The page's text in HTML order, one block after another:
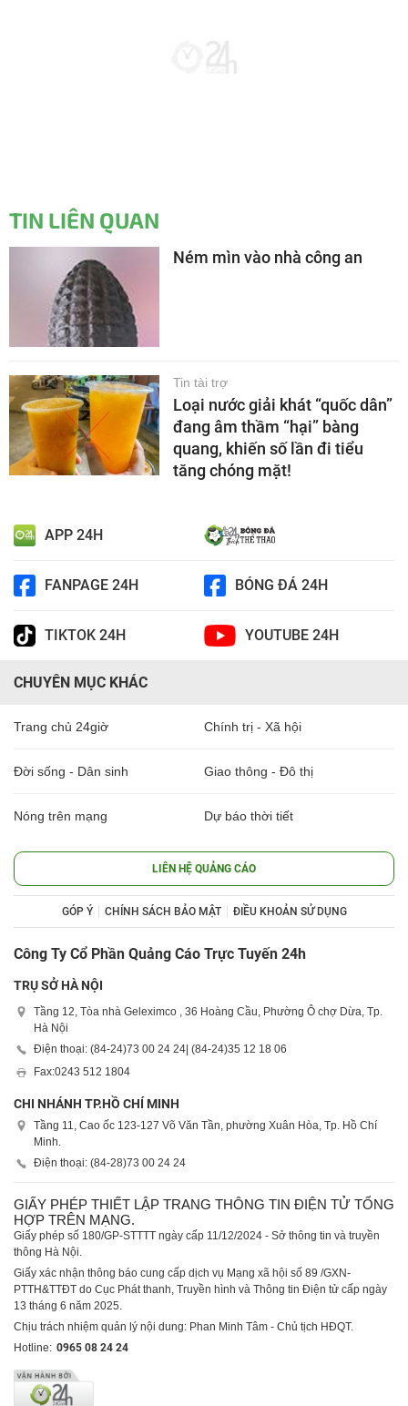
TIN LIÊN QUAN
Ném mìn vào nhà công an
Tin tài trợ
Loại nước giải khát “quốc dân”
đang âm thầm “hại” bàng
quang, khiến số lần đi tiểu
tăng chóng mặt!
APP 24H
FANPAGE 24H BÓNG ĐÁ 24H
TIKTOK 24H YOUTUBE 24H
CHUYÊN MỤC KHÁC
Trang chủ 24giờ Chính trị - Xã hội
Đời sống - Dân sinh Giao thông - Đô thị
Nóng trên mạng Dự báo thời tiết
LIÊN HỆ QUẢNG CÁO
GÓP Ý CHÍNH SÁCH BẢO MẬT ĐIỀU KHOẢN SỬ DỤNG
Công Ty Cổ Phần Quảng Cáo Trực Tuyến 24h
TRỤ SỞ HÀ NỘI
Tầng 12, Tòa nhà Geleximco , 36 Hoàng Cầu, Phường Ô chợ Dừa, Tp.
Hà Nội
Điện thoại: (84-24)73 00 24 24 | (84-24)35 12 18 06
Fax:0243 512 1804
CHI NHÁNH TP.HỒ CHÍ MINH
Tầng 11, Cao ốc 123-127 Võ Văn Tần, phường Xuân Hòa, Tp. Hồ Chí
Minh.
Điện thoại: (84-28)73 00 24 24
GIẤY PHÉP THIẾT LẬP TRANG THÔNG TIN ĐIỆN TỬ TỔNG
HỢP TRÊN MẠNG.
Giấy phép số 180/GP-STTTT ngày cấp 11/12/2024 - Sở thông tin và truyền
thông Hà Nội.
Giấy xác nhận thông báo cung cấp dịch vụ Mạng xã hội số 89 /GXN-
PTTH&TTĐT do Cục Phát thanh, Truyền hình và Thông tin Điện tử cấp ngày
13 tháng 6 năm 2025.
Chịu trách nhiệm quản lý nội dung: Phan Minh Tâm - Chủ tịch HĐQT.
Hotline: 0965 08 24 24